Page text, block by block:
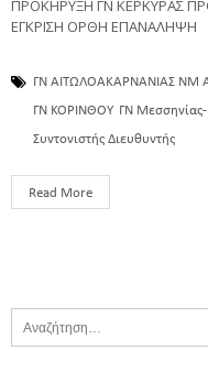
ΠΡΟΚΗΡΥΞΗ ΓΝ ΚΕΡΚΥΡΑΣ
ΕΓΚΡΙΣΗ ΟΡΘΗ ΕΠΑΝΑΛΗΨΗ
ΓΝ ΑΙΤΩΛΟΑΚΑΡΝΑΝΙΑΣ ΝΜ
ΓΝ ΚΟΡΙΝΘΟΥ ΓΝ
Συντονιστής Διευθυντής
Read More